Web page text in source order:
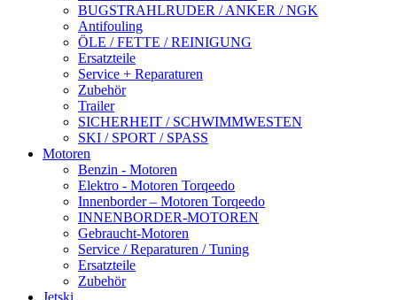
BUGSTRAHLRUDER / ANKER / NGK
Antifouling
ÖLE / FETTE / REINIGUNG
Ersatzteile
Service + Reparaturen
Zubehör
Trailer
SICHERHEIT / SCHWIMMWESTEN
SKI / SPORT / SPASS
Motoren
Benzin - Motoren
Elektro - Motoren Torqeedo
Innenborder – Motoren Torqeedo
INNENBORDER-MOTOREN
Gebraucht-Motoren
Service / Reparaturen / Tuning
Ersatzteile
Zubehör